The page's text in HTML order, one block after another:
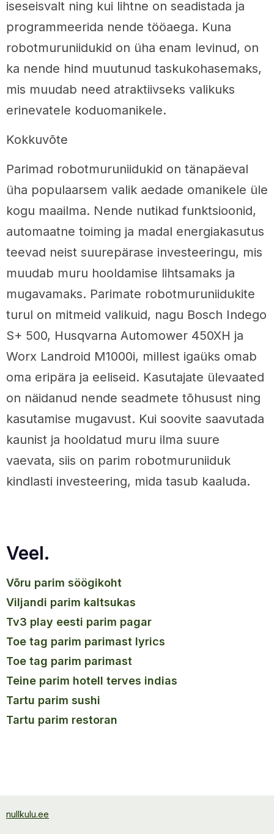
iseseisvalt ning kui lihtne on seadistada ja
programmeerida nende tööaega. Kuna
robotmuruniidukid on üha enam levinud, on
ka nende hind muutunud taskukohasemaks,
mis muudab need atraktiivseks valikuks
erinevatele koduomanikele.
Kokkuvõte
Parimad robotmuruniidukid on tänapäeval
üha populaarsem valik aedade omanikele üle
kogu maailma. Nende nutikad funktsioonid,
automaatne toiming ja madal energiakasutus
teevad neist suurepärase investeeringu, mis
muudab muru hooldamise lihtsamaks ja
mugavamaks. Parimate robotmuruniidukite
turul on mitmeid valikuid, nagu Bosch Indego
S+ 500, Husqvarna Automower 450XH ja
Worx Landroid M1000i, millest igaüks omab
oma eripära ja eeliseid. Kasutajate ülevaated
on näidanud nende seadmete tõhusust ning
kasutamise mugavust. Kui soovite saavutada
kaunist ja hooldatud muru ilma suure
vaevata, siis on parim robotmuruniiduk
kindlasti investeering, mida tasub kaaluda.
Veel.
võru parim söögikoht
viljandi parim kaltsukas
tv3 play eesti parim pagar
toe tag parim parimast lyrics
toe tag parim parimast
teine parim hotell terves indias
tartu parim sushi
tartu parim restoran
nullkulu.ee